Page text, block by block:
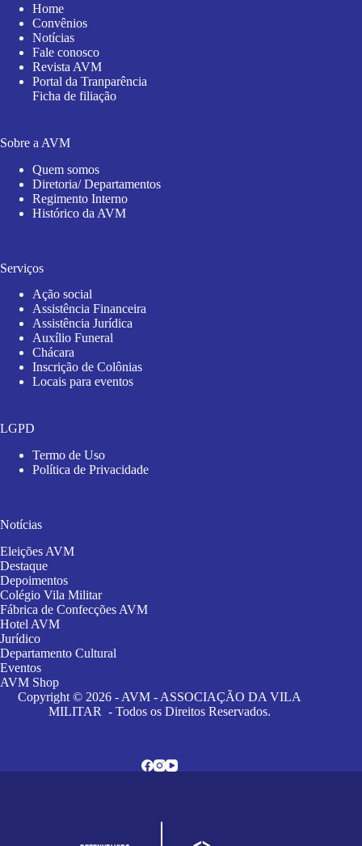
Home
Convênios
Notícias
Fale conosco
Revista AVM
Portal da Tranparência
Ficha de filiação
Sobre a AVM
Quem somos
Diretoria/ Departamentos
Regimento Interno
Histórico da AVM
Serviços
Ação social
Assistência Financeira
Assistência Jurídica
Auxílio Funeral
Chácara
Inscrição de Colônias
Locais para eventos
LGPD
Termo de Uso
Política de Privacidade
Notícias
Eleições AVM
Destaque
Depoimentos
Colégio Vila Militar
Fábrica de Confecções AVM
Hotel AVM
Jurídico
Departamento Cultural
Eventos
AVM Shop
Copyright © 2026 - AVM - ASSOCIAÇÃO DA VILA
MILITAR - Todos os Direitos Reservados.